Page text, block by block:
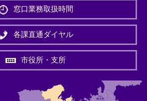
窓口業務取扱時間
各課直通ダイヤル
市役所・支所